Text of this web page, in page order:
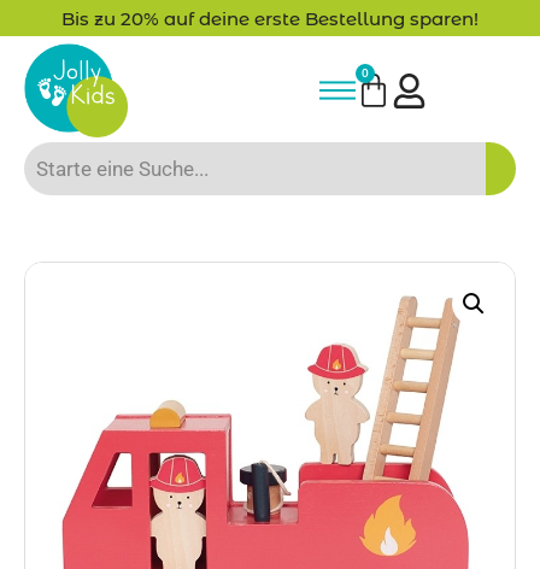
Bis zu 20% auf deine erste Bestellung sparen!
0